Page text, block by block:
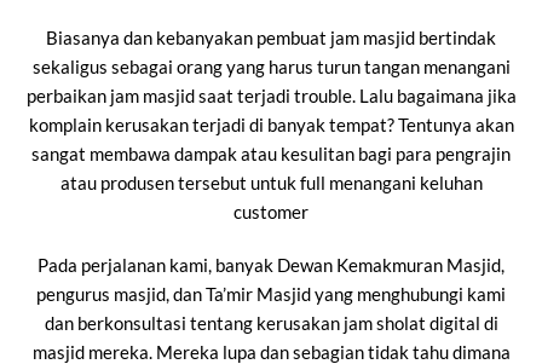
Biasanya dan kebanyakan pembuat jam masjid bertindak
sekaligus sebagai orang yang harus turun tangan menangani
perbaikan jam masjid saat terjadi trouble. Lalu bagaimana jika
komplain kerusakan terjadi di banyak tempat? Tentunya akan
sangat membawa dampak atau kesulitan bagi para pengrajin
atau produsen tersebut untuk full menangani keluhan
customer
Pada perjalanan kami, banyak Dewan Kemakmuran Masjid,
pengurus masjid, dan Ta’mir Masjid yang menghubungi kami
dan berkonsultasi tentang kerusakan jam sholat digital di
masjid mereka. Mereka lupa dan sebagian tidak tahu dimana